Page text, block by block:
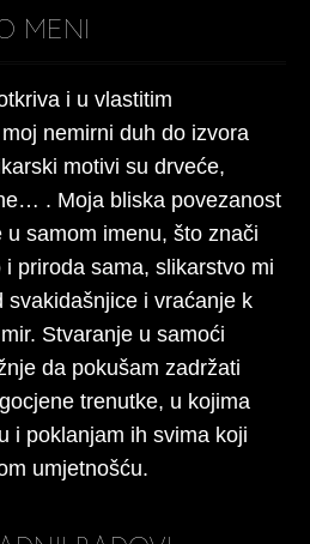
MENI
i u vlastitim
nemirni duh do izvora
motivi su drveće,
. Moja bliska povezanost
samom imenu, što znači
priroda sama, slikarstvo mi
svakidašnjice i vraćanje k
Stvaranje u samoći
da pokušam zadržati
trenutke, u kojima
i poklanjam ih svima koji
umjetnošću.